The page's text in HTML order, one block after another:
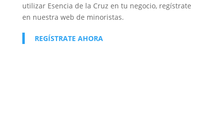
utilizar Esencia de la Cruz en tu negocio, regístrate
en nuestra web de minoristas.
REGÍSTRATE AHORA